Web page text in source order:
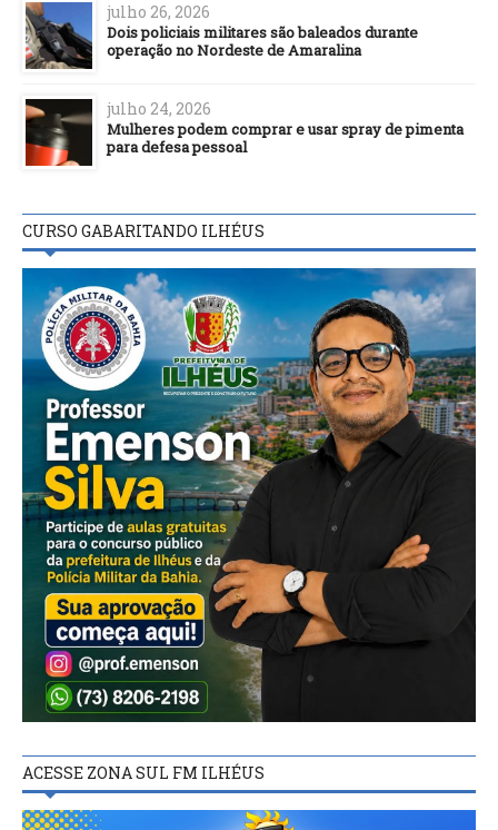
julho 26, 2026
Dois policiais militares são baleados durante
operação no Nordeste de Amaralina
julho 24, 2026
Mulheres podem comprar e usar spray de pimenta
para defesa pessoal
CURSO GABARITANDO ILHÉUS
ACESSE ZONA SUL FM ILHÉUS